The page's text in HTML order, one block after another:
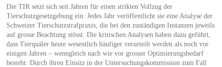
Die TIR setzt sich seit Jahren für einen strikten Vollzug der
Tierschutzgesetzgebung ein. Jedes Jahr veröffentlicht sie eine Analyse der
Schweizer Tierschutzstrafpraxis, die bei den zuständigen Instanzen jeweils
auf grosse Beachtung stösst. Die kritischen Analysen haben dazu geführt,
dass Tierquäler heute wesentlich häufiger verurteilt werden als noch vor
einigen Jahren – wenngleich nach wie vor grosser Optimierungsbedarf
besteht. Durch ihren Einsitz in der Untersuchungskommission zum Fall